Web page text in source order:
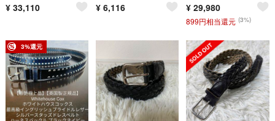
¥ 33,110 ¥ 6,116 ¥ 29,980
899円相当還元 (3%)
3%還元